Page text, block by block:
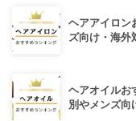
ヘアアイロン
ズ向け・海外
ヘアオイルお
別やメンズ向